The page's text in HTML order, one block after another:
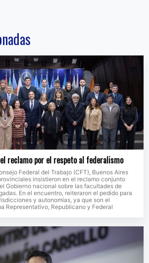
reclamo por el respeto al federalismo
Federal del Trabajo (CFT), Buenos Aires
insistieron en el reclamo conjunto
Gobierno nacional sobre las facultades de
En el encuentro, reiteraron el pedido para
y autonomías, ya que son el
Representativo, Republicano y Federal